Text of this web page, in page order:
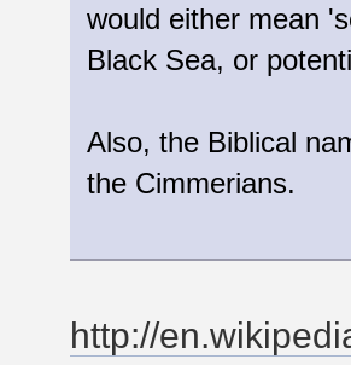
would either mean
Black Sea, or
Also, the Biblical
the Cimmerians.
http://